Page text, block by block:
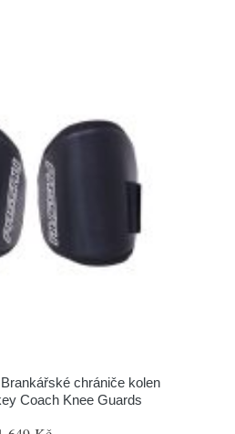
chrániče kolen
Coach Knee Guards